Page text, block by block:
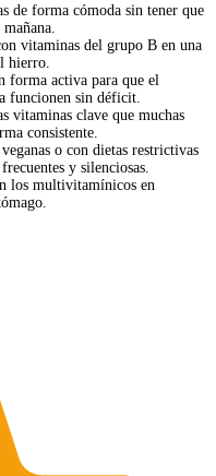
de forma cómoda sin tener que
vitaminas del grupo B en una
hierro.
forma activa para que el
funcionen sin déficit.
vitaminas clave que muchas
consistente.
o con dietas restrictivas
y silenciosas.
los multivitamínicos en